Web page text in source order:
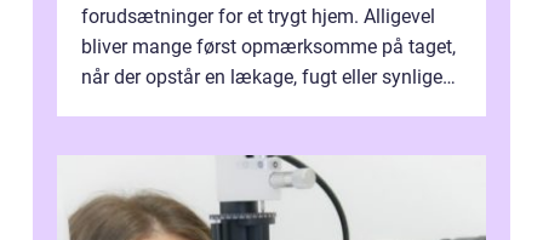
forudsætninger for et trygt hjem. Alligevel
bliver mange først opmærksomme på taget,
når der opstår en lækage, fugt eller synlige